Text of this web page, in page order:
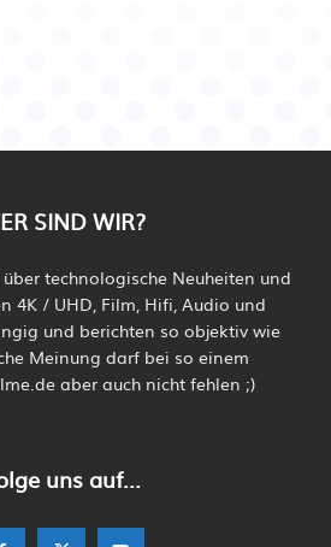
SIND WIR?
technologische Neuheiten und
4K / UHD, Film, Hifi, Audio und
und berichten so objektiv wie
Meinung darf bei so einem
aber auch nicht fehlen ;)
uns auf...